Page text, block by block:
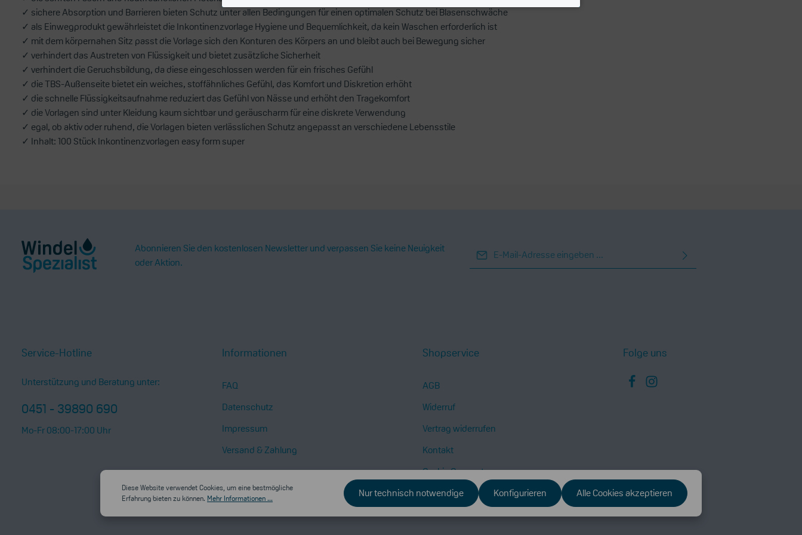
✓ sichere Absorption und Barrieren bieten Schutz unter allen Bedingungen für einen optimalen Schutz bei Blasenschwäche
✓ als Einwegprodukt gewährleistet die Inkontinenzvorlage Hygiene und Bequemlichkeit, da kein Waschen erforderlich ist
✓ mit dem körpernahen Sitz passt die Vorlage sich den Konturen des Körpers an und bleibt auch bei Bewegung sicher
✓ verhindert das Austreten von Flüssigkeit und bietet zusätzliche Sicherheit
✓ verhindert die Geruchsbildung, da diese eingeschlossen werden für ein frisches Gefühl
✓ die TBS-Außenseite bietet ein weiches, stoffähnliches Gefühl, das Komfort und Diskretion erhöht
✓ die schnelle Flüssigkeitsaufnahme reduziert das Gefühl von Nässe und erhöht den Tragekomfort
✓ die Vorlagen sind unter Kleidung kaum sichtbar und geräuscharm für eine diskrete Verwendung
✓ egal, ob aktiv oder ruhend, die Vorlagen bieten verlässlichen Schutz angepasst an verschiedene Lebensstile
✓ Inhalt: 100 Stück Inkontinenzvorlagen easy form super
Abonnieren Sie den kostenlosen Newsletter und verpassen Sie keine Neuigkeit
oder Aktion.
E-Mail-Adresse*
Folge uns
Service-Hotline
Unterstützung und Beratung unter:
0451 - 39890 690
Mo-Fr 08:00-17:00 Uhr
Informationen
FAQ
Datenschutz
Impressum
Versand & Zahlung
Shopservice
AGB
Widerruf
Vertrag widerrufen
Kontakt
Cookie Consent
Diese Website verwendet Cookies, um eine bestmögliche
Erfahrung bieten zu können. Mehr Informationen ... Nur technisch notwendige Konfigurieren Alle Cookies akzeptieren